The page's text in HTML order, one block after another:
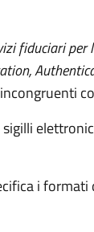
fiduciari
i